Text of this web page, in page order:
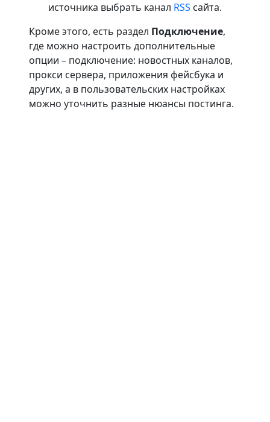
источника выбрать канал RSS сайта.
Кроме этого, есть раздел Подключение,
где можно настроить дополнительные
опции – подключение: новостных каналов,
прокси сервера, приложения фейсбука и
других, а в пользовательских настройках
можно уточнить разные нюансы постинга.